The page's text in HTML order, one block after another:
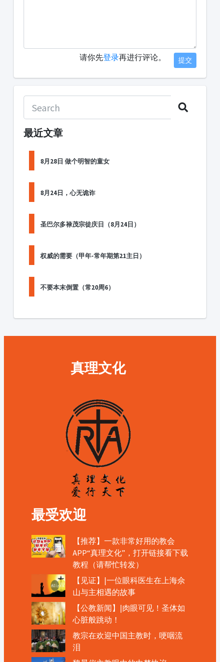
请你先登录再进行评论。 提交
最近文章
8月28日 做个明智的童女
8月24日，心无诡诈
圣巴尔多禄茂宗徒庆日（8月24日）
权威的需要（甲年-常年期第21主日）
不要本末倒置（常20周6）
真理文化
最受欢迎
【推荐】一款非常好用的教会
APP“真理文化”，打开链接看下载
教程（请帮忙转发）
【见证】|一位眼科医生在上海佘
山与主相遇的故事
【公教新闻】|肉眼可见！圣体如
心脏般跳动！
教宗在欢迎中国主教时，哽咽流
泪